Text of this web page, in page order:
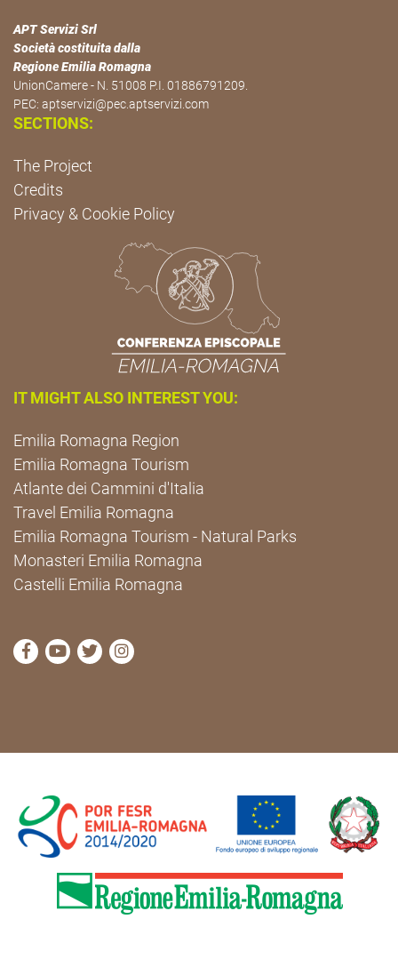
APT Servizi Srl
Società costituita dalla
Regione Emilia Romagna
UnionCamere - N. 51008 P.I. 01886791209.
PEC: aptservizi@pec.aptservizi.com
SECTIONS:
The Project
Credits
Privacy & Cookie Policy
IT MIGHT ALSO INTEREST YOU:
Emilia Romagna Region
Emilia Romagna Tourism
Atlante dei Cammini d'Italia
Travel Emilia Romagna
Emilia Romagna Tourism - Natural Parks
Monasteri Emilia Romagna
Castelli Emilia Romagna
visit Cammini Emilia-Romagna Facebook profile
visit Cammini Emilia-Romagna YouTube profile
visit Cammini Emilia-Romagna Twitter
visit Cammini Emilia-Romagna